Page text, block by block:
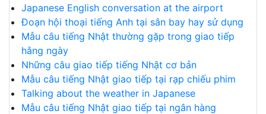
Japanese English conversation at the airport
Đoạn hội thoại tiếng Anh tại sân bay hay sử dụng
Mẫu câu tiếng Nhật thường gặp trong giao tiếp
hằng ngày
Những câu giao tiếp tiếng Nhật cơ bản
Mẫu câu tiếng Nhật giao tiếp tại rạp chiếu phim
Talking about the weather in Japanese
Mẫu câu tiếng Nhật giao tiếp tại ngân hàng